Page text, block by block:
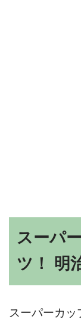
スーパ
ツ！ 明
スーパーカ